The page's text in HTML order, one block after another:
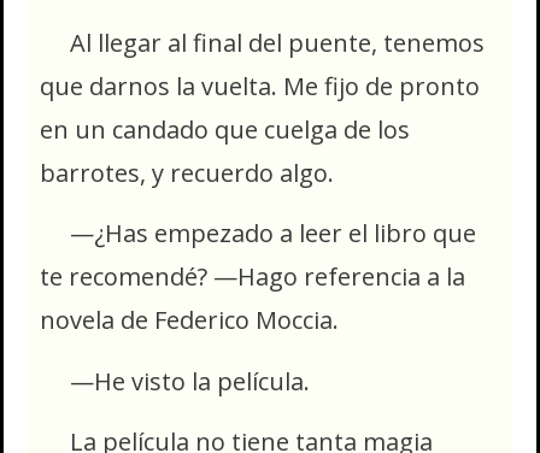
Al llegar al final del puente, tenemos
que darnos la vuelta. Me fijo de pronto
en un candado que cuelga de los
barrotes, y recuerdo algo.
—¿Has empezado a leer el libro que
te recomendé? —Hago referencia a la
novela de Federico Moccia.
—He visto la película.
La película no tiene tanta magia